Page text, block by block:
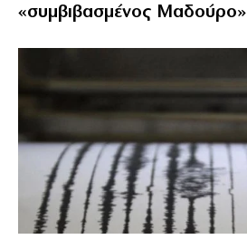
«συμβιβασμένος Μαδούρο»